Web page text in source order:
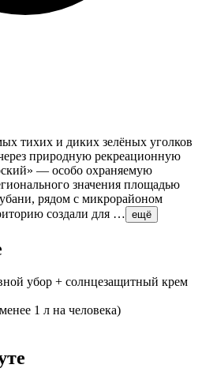
тихих и диких зелёных уголков
природную рекреационную
— особо охраняемую
значения площадью
рядом с микрорайоном
создали для … ещё
убор + солнцезащитный крем
1 л на человека)